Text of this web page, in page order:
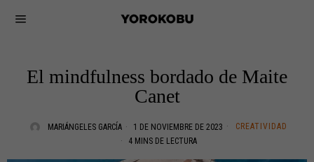
El mindfulness bordado de Maite
Canet
MARIÁNGELES GARCÍA 1 DE NOVIEMBRE DE 2023
CREATIVIDAD
4 MINS DE LECTURA